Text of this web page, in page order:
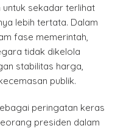
sekadar terlihat
lebih tertata. Dalam
fase memerintah,
tidak dikelola
stabilitas harga,
publik.
peringatan keras
presiden dalam